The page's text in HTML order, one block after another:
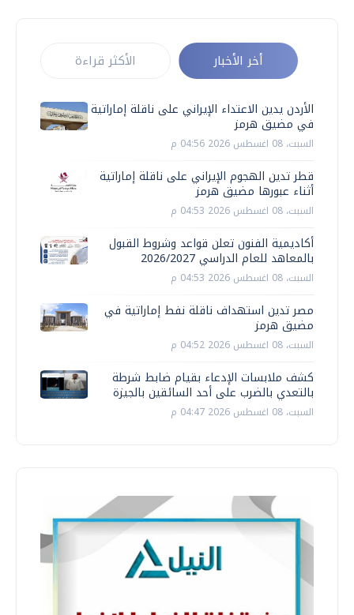
أخر الأخبار الأكثر قراءة
الأردن يدين الاعتداء الإيراني على ناقلة إماراتية
في مضيق هرمز
السبت، 08 اغسطس 2026 04:56 م
قطر تدين الهجوم الإيراني على ناقلة إماراتية
أثناء عبورها مضيق هرمز
السبت، 08 اغسطس 2026 04:53 م
أكاديمية الفنون تعلن قواعد وشروط القبول
بالمعاهد للعام الدراسي 2026/2027
السبت، 08 اغسطس 2026 04:53 م
مصر تدين استهداف ناقلة نفط إماراتية في
مضيق هرمز
السبت، 08 اغسطس 2026 04:52 م
كشف ملابسات الإدعاء بقيام ضابط شرطة
بالتعدي بالضرب على أحد السائقين بالجيزة
السبت، 08 اغسطس 2026 04:47 م